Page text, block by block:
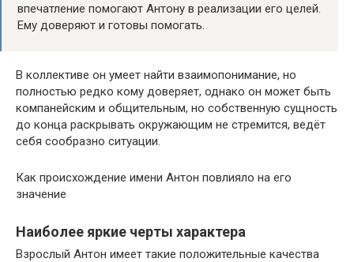
впечатление помогают Антону в реализации его целей.
Ему доверяют и готовы помогать.
В коллективе он умеет найти взаимопонимание, но
полностью редко кому доверяет, однако он может быть
компанейским и общительным, но собственную сущность
до конца раскрывать окружающим не стремится, ведёт
себя сообразно ситуации.
Как происхождение имени Антон повлияло на его
значение
Наиболее яркие черты характера
Взрослый Антон имеет такие положительные качества